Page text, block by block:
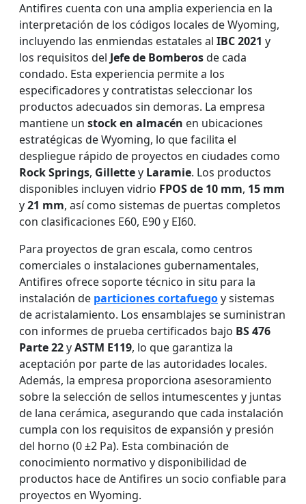
Antifires cuenta con una amplia experiencia en la
interpretación de los códigos locales de Wyoming,
incluyendo las enmiendas estatales al IBC 2021 y
los requisitos del Jefe de Bomberosde cada
condado. Esta experiencia permite a los
especificadores y contratistas seleccionar los
productos adecuados sin demoras. La empresa
mantiene un stock en almacén en ubicaciones
estratégicas de Wyoming, lo que facilita el
despliegue rápido de proyectos en ciudades como
Rock Springs, Gillettey Laramie. Los productos
disponibles incluyen vidrio FPOS de 10 mm, 15 mm
y21 mm, así como sistemas de puertas completos
con clasificaciones E60, E90 y EI60.
Para proyectos de gran escala, como centros
comerciales o instalaciones gubernamentales,
Antifires ofrece soporte técnico in situ para la
instalación de particiones cortafuegoy sistemas
de acristalamiento. Los ensamblajes se suministran
con informes de prueba certificados bajo BS 476
Parte 22yASTM E119, lo que garantiza la
aceptación por parte de las autoridades locales.
Además, la empresa proporciona asesoramiento
sobre la selección de sellos intumescentes y juntas
de lana cerámica, asegurando que cada instalación
cumpla con los requisitos de expansión y presión
del horno (0 ±2 Pa). Esta combinación de
conocimiento normativo y disponibilidad de
productos hace de Antifires un socio confiable para
proyectos en Wyoming.